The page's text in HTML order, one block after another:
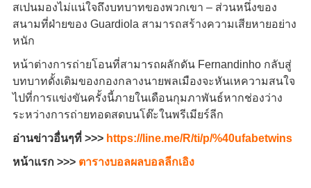
สเปนมองไม่แน่ใจถึงบทบาทของพวกเขา – ส่วนหนึ่งของ
สนามที่ฝ่ายของ Guardiola สามารถสร้างความเสียหายอย่าง
หนัก
หน้าต่างการถ่ายโอนที่สามารถผลักดัน Fernandinho กลับสู่
บทบาทดั้งเดิมของกองกลางนายพลเมืองจะหันเหความสนใจ
ไปที่การแข่งขันครั้งนี้ภายในเดือนกุมภาพันธ์หากช่องว่าง
ระหว่างการถ่ายทอดสดบนโต๊ะในพรีเมียร์ลีก
อ่านข่าวอื่นๆที่ >>> https://line.me/R/ti/p/%40ufabetwins
หน้าแรก >>> ตารางบอลผลบอลลีกเอิง